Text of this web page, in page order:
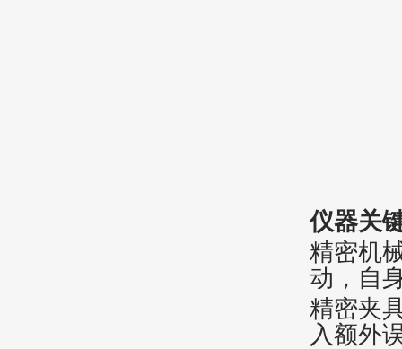
仪器关
精密机
动，自
精密夹
入额外